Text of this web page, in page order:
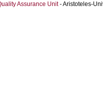
Assurance Unit- Aristoteles-